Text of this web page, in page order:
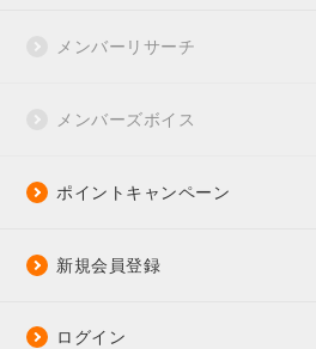
メンバーリサーチ
メンバーズボイス
ポイントキャンペーン
新規会員登録
ログイン